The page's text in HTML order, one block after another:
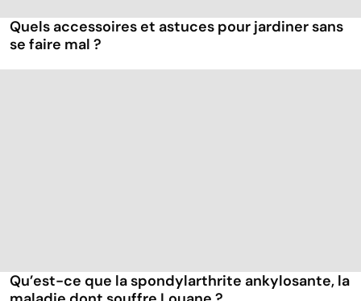
Quels accessoires et astuces pour jardiner sans
se faire mal ?
Qu’est-ce que la spondylarthrite ankylosante, la